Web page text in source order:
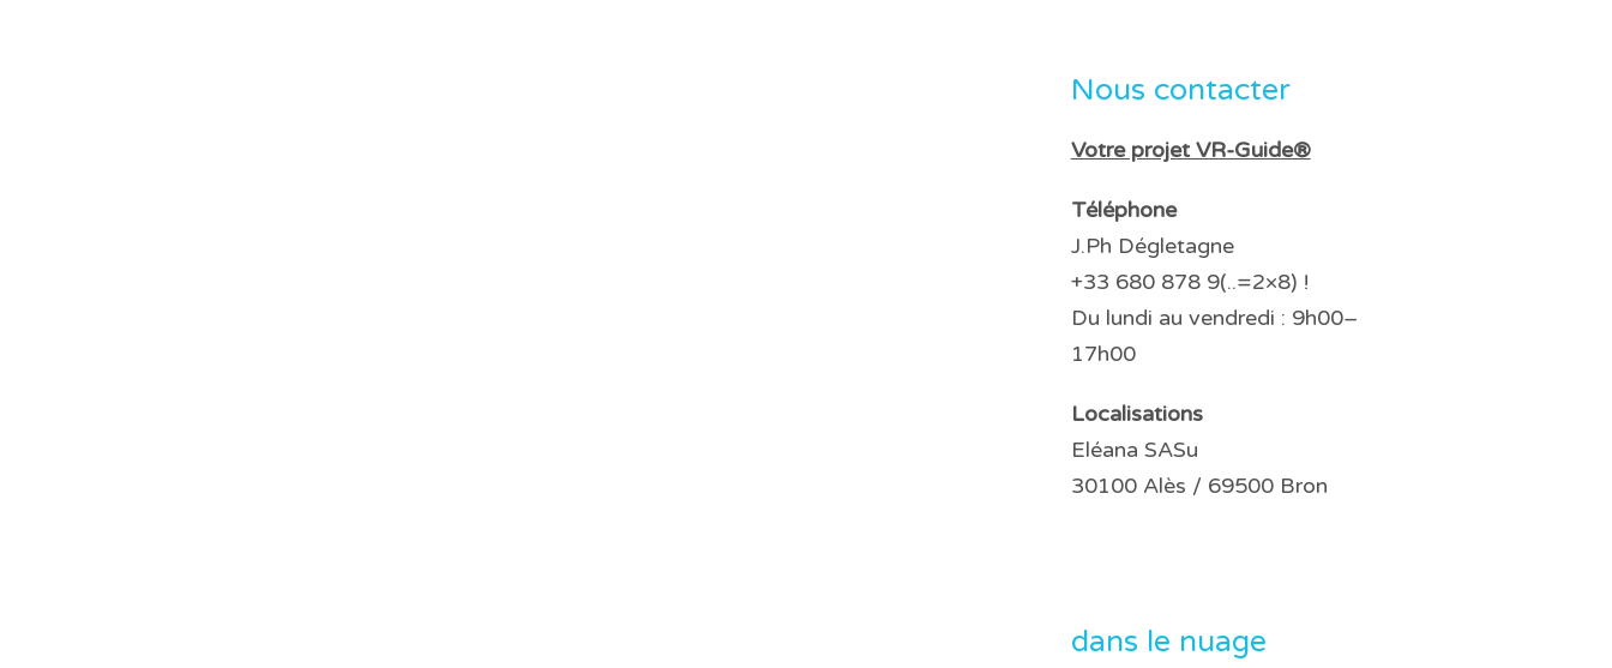
Nous contacter
Votre projet VR-Guide®
Téléphone
J.Ph Dégletagne
+33 680 878 9(..=2×8) !
Du lundi au vendredi : 9h00–
17h00
Localisations
Eléana SASu
30100 Alès / 69500 Bron
dans le nuage